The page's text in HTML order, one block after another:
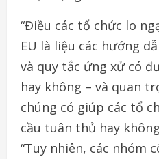
“Điều các tổ chức lo
EU là liệu các hướng
và quy tắc ứng xử có
hay không – và quan
chúng có giúp các tổ
cầu tuân thủ hay
“Tuy nhiên, các nhóm